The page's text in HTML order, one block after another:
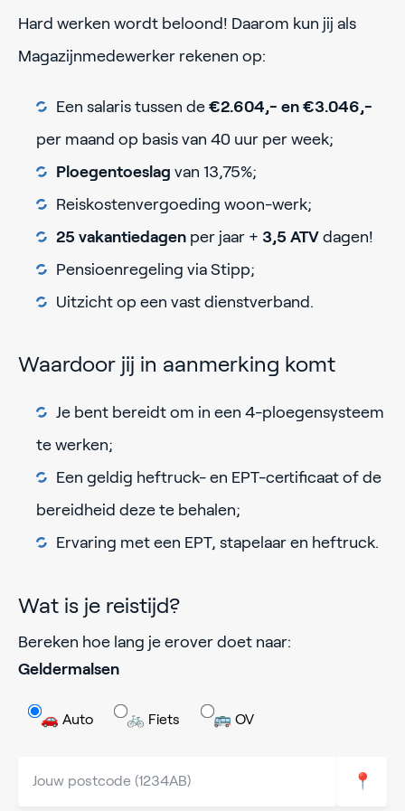
Hard werken wordt beloond! Daarom kun jij als
Magazijnmedewerker rekenen op:
Een salaris tussen de €2.604,- en €3.046,-
per maand op basis van 40 uur per week;
Ploegentoeslag van 13,75%;
Reiskostenvergoeding woon-werk;
25 vakantiedagen per jaar + 3,5 ATV dagen!
Pensioenregeling via Stipp;
Uitzicht op een vast dienstverband.
Waardoor jij in aanmerking komt
Je bent bereidt om in een 4-ploegensysteem
te werken;
Een geldig heftruck- en EPT-certificaat of de
bereidheid deze te behalen;
Ervaring met een EPT, stapelaar en heftruck.
Wat is je reistijd?
Bereken hoe lang je erover doet naar:
Geldermalsen
🚗 Auto 🚲 Fiets 🚌 OV
📍